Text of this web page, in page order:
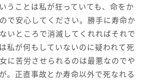
うことは私が狂っていても、命をか
で安心してください。勝手に寿命か
いところで消滅してくれればそれで
私が何もしていないのに疑われて死
に苦労させられるのは最悪なのでや
。正直事故とか寿命以外で死なれる